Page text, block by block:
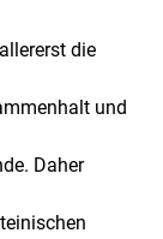
die
und
Daher